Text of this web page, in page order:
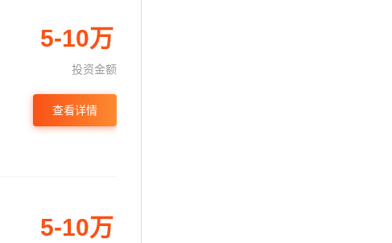
5-10万
投资金额
查看详情
5-10万